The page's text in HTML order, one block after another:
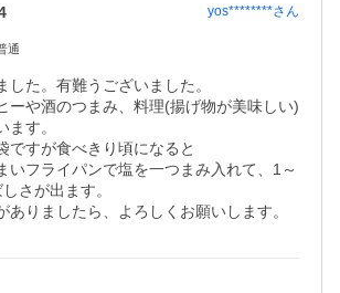
yos********さん
通
した。有難うございました。
ーや酒のつまみ、料理(揚げ物が美味しい)
ます。
ですが食べきり頃になると
いフライパンで塩を一つまみ入れて、1～
さが出ます。
ありましたら、よろしくお願いします。